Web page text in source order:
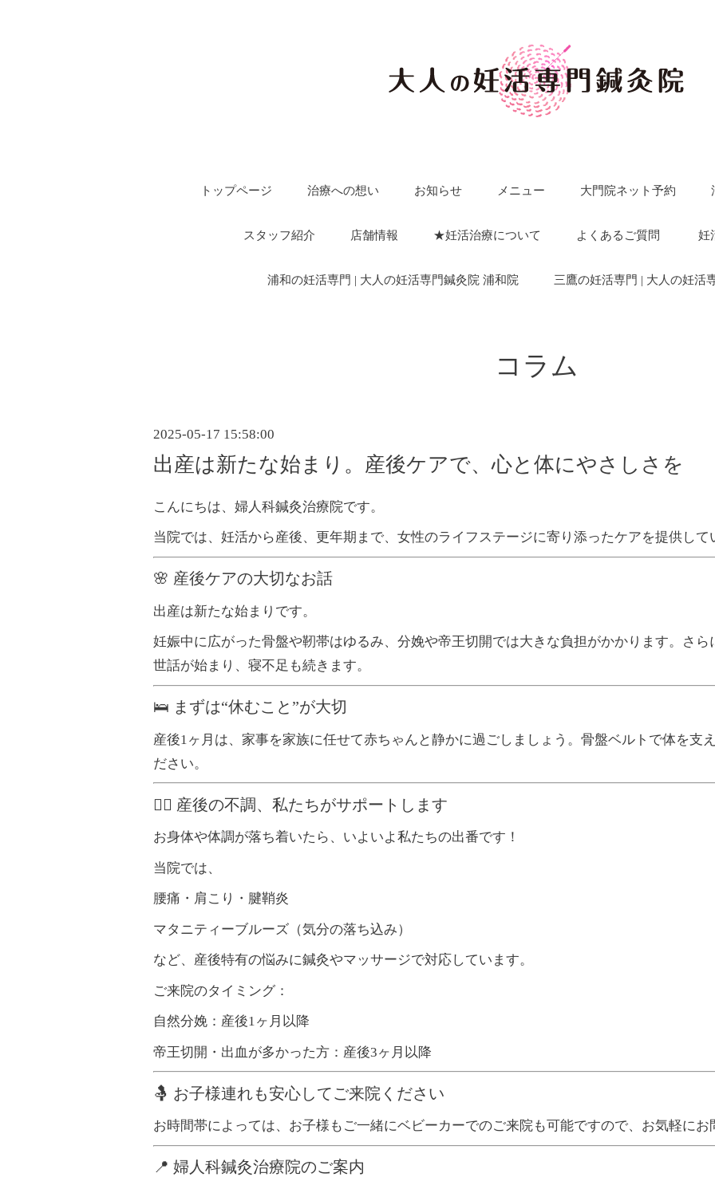
トップページ 治療への想い お知らせ メニュー 大門院ネット予約
スタッフ紹介 店舗情報 ★妊活治療について よくあるご質問 妊
浦和の妊活専門 | 大人の妊活専門鍼灸院 浦和院 三鷹の妊活専門 | 大人の妊活
コラム
2025-05-17 15:58:00
出産は新たな始まり。産後ケアで、心と体にやさしさを
こんにちは、婦人科鍼灸治療院です。
当院では、妊活から産後、更年期まで、女性のライフステージに寄り添ったケアを提供して
🌸 産後ケアの大切なお話
出産は新たな始まりです。
妊娠中に広がった骨盤や靭帯はゆるみ、分娩や帝王切開では大きな負担がかかります。
さら
世話が始まり、寝不足も続きます。
🛌 まずは“休むこと”が大切
産後1ヶ月は、家事を家族に任せて赤ちゃんと静かに過ごしましょう。 骨盤ベルトで体を支
ださい。
💆‍♀️ 産後の不調、私たちがサポートします
お身体や体調が落ち着いたら、いよいよ私たちの出番です！
当院では、
腰痛・肩こり・腱鞘炎
マタニティーブルーズ（気分の落ち込み）
など、産後特有の悩みに鍼灸やマッサージで対応しています。
ご来院のタイミング：
自然分娩：産後1ヶ月以降
帝王切開・出血が多かった方：産後3ヶ月以降
🤱 お子様連れも安心してご来院ください
お時間帯によっては、お子様もご一緒にベビーカーでのご来院も可能ですので、お気軽にお
📍 婦人科鍼灸治療院のご案内